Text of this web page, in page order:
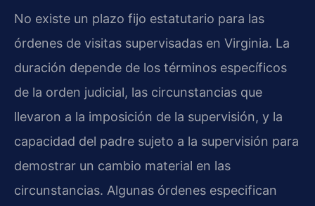
No existe un plazo fijo estatutario para las
órdenes de visitas supervisadas en Virginia. La
duración depende de los términos específicos
de la orden judicial, las circunstancias que
llevaron a la imposición de la supervisión, y la
capacidad del padre sujeto a la supervisión para
demostrar un cambio material en las
circunstancias. Algunas órdenes especifican